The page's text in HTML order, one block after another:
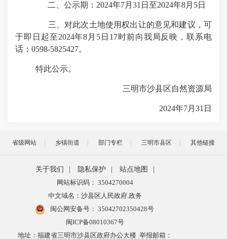
二、公示期：2024年7月31日至2024年8月5日
三、对此次土地使用权出让的意见和建议，可
于即日起至2024年8月5日17时前向我局反映，联系电
话：0598-5825427。
特此公示。
三明市沙县区自然资源局
2024年7月31日
省级网站 乡镇街道 部门专栏 三明市县区 其他链接
关于我们 隐私保护 站点地图
网站标识码： 3504270004
中文域名：沙县区人民政府.政务
闽公网安备号： 35042702350428号
闽ICP备08010367号
地址：福建省三明市沙县区政府办公大楼 举报邮箱：